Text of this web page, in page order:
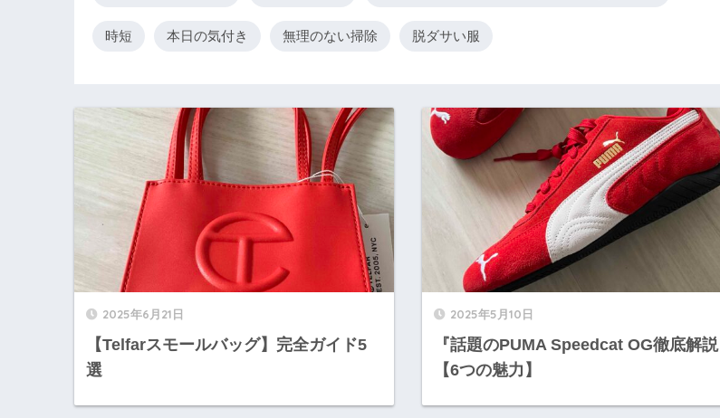
時短 本日の気付き 無理のない掃除 脱ダサい服
2025年6月21日
【Telfarスモールバッグ】完全ガイド5
選
2025年5月10日
『話題のPUMA Speedcat OG徹底解説
【6つの魅力】